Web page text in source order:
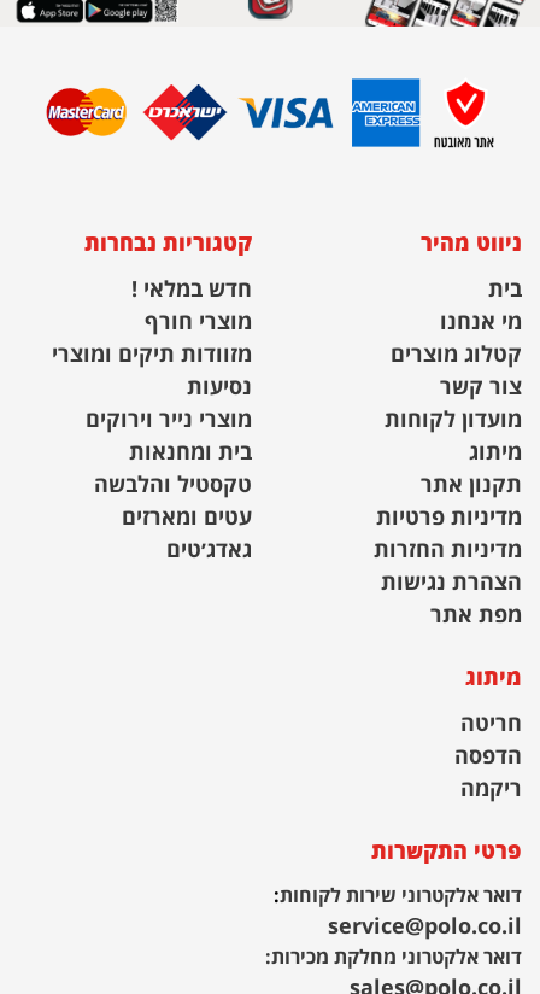
ניווט מהיר
בית
מי אנחנו
קטלוג מוצרים
צור קשר
מועדון לקוחות
מיתוג
תקנון אתר
מדיניות פרטיות
מדיניות החזרות
הצהרת נגישות
מפת אתר
קטגוריות נבחרות
חדש במלאי !
מוצרי חורף
מזוודות תיקים ומוצרי
נסיעות
מוצרי נייר וירוקים
בית ומחנאות
טקסטיל והלבשה
עטים ומארזים
גאדג׳טים
מיתוג
חריטה
הדפסה
ריקמה
פרטי התקשרות
דואר אלקטרוני שירות לקוחות:
service@polo.co.il
דואר אלקטרוני מחלקת מכירות: